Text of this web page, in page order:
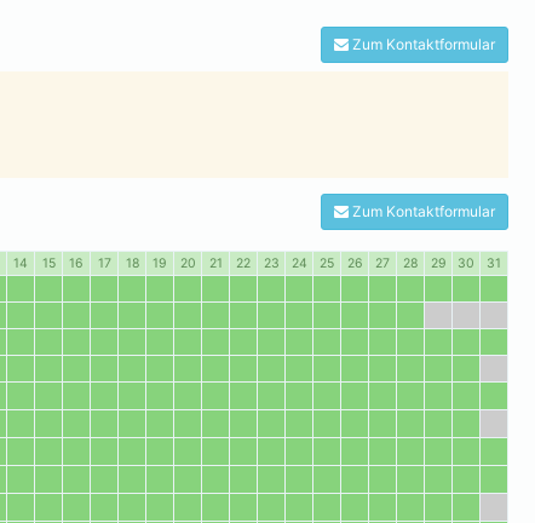
Zum Kontaktformular
Zum Kontaktformular
14 15 16 17 18 19 20 21 22 23 24 25 26 27 28 29 30
31